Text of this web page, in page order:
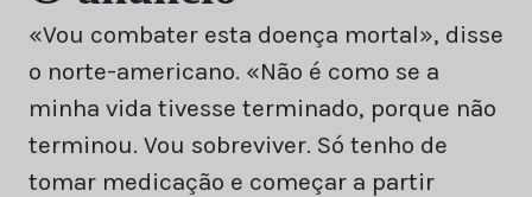
«Vou combater esta doença mortal», disse
o norte-americano. «Não é como se a
minha vida tivesse terminado, porque não
terminou. Vou sobreviver. Só tenho de
tomar medicação e começar a partir